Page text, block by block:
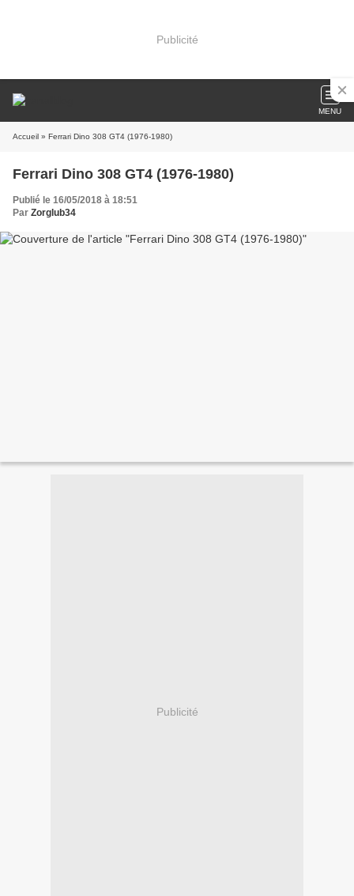
Publicité
MENU
Accueil » Ferrari Dino 308 GT4 (1976-1980)
Ferrari Dino 308 GT4 (1976-1980)
Publié le 16/05/2018 à 18:51
Par Zorglub34
Publicité